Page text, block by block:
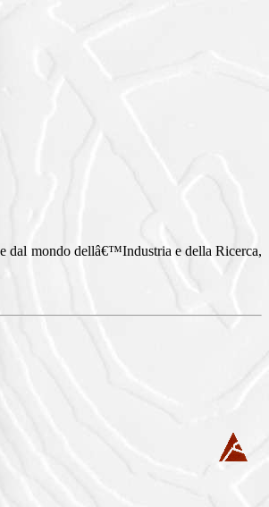
dal mondo dellâ€™Industria e della Ricerca,